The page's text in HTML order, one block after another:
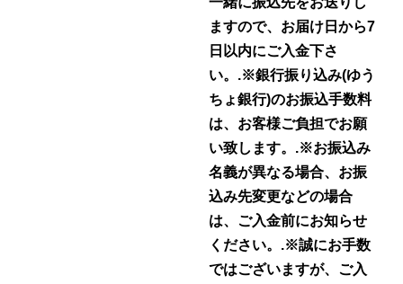
ますので、お届け日から7
日以内にご入金下さ
い。.※銀行振り込み(ゆう
ちょ銀行)のお振込手数料
は、お客様ご負担でお願
い致します。.※お振込み
名義が異なる場合、お振
込み先変更などの場合
は、ご入金前にお知らせ
ください。.※誠にお手数
ではございますが、ご入